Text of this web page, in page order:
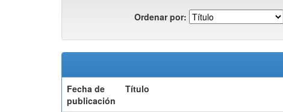
Ordenar por:
Fecha de
publicación
Título